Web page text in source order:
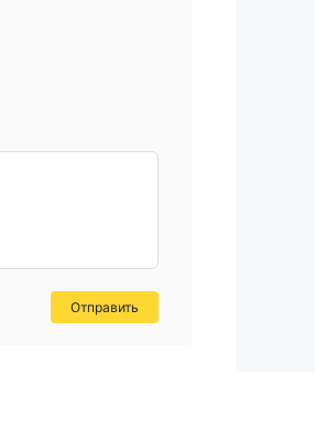
Отправить